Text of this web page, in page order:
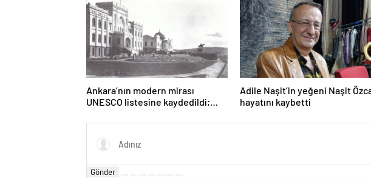
Ankara’nın modern mirası
UNESCO listesine kaydedildi;
80 oldu
Adile Naşit’in yeğeni Naşit
hayatını kaybetti
Gönder